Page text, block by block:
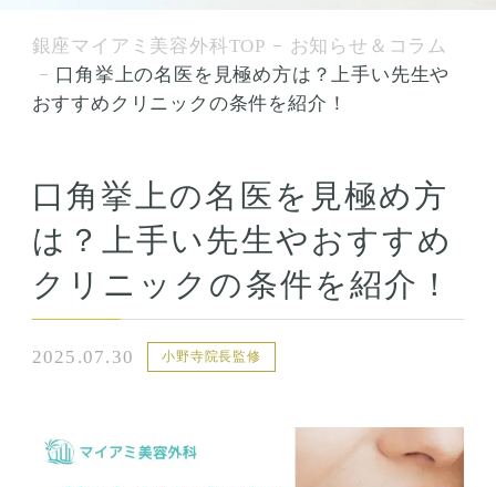
銀座マイアミ美容外科TOP
お知らせ＆コラム
口角挙上の名医を見極め方は？上手い先生や
おすすめクリニックの条件を紹介！
口角挙上の名医を見極め方
は？上手い先生やおすすめ
クリニックの条件を紹介！
2025.07.30 小野寺院長監修